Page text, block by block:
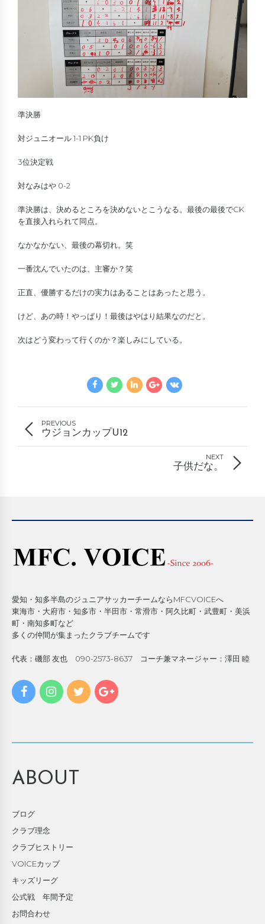
準決勝
対ジュニオール 1-1 PK負け
3位決定戦
対なみはや 0-2
準決勝は、決めるところを決めないとこうなる。最後の最後でCK
を直接入れられて同点。
なかなかない、最後の幕切れ。笑
一番沈んでいたのは、主審か？笑
正直、優勝するだけの実力はあることはあったと思う。
けど、あの時！やっぱり！最後はやはり結果なのだと。
次はどう変わって行くのか？楽しみにしている。
PREVIOUS
ウジョンカップU12
NEXT
子供だな。
愛知・知多半島のジュニアサッカーチームならMFCVOICEへ
東海市・大府市・知多市・半田市・常滑市・阿久比町・武豊町・美浜
町・南知多町など
多くの仲間が集まったクラブチームです
代表：磯部 友也 090-2573-8637 コーチ兼マネージャー：澤田 睦
ABOUT
ブログ
クラブ理念
クラブヒストリー
VOICEカップ
キッズリーグ
公式戦 年間予定
お問合わせ